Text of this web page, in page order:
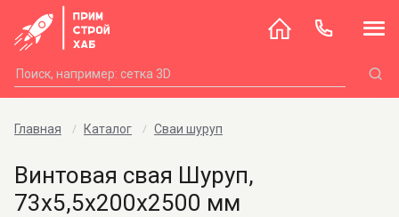
Главная Каталог Сваи шуруп
Винтовая свая Шуруп,
73х5,5х200х2500 мм